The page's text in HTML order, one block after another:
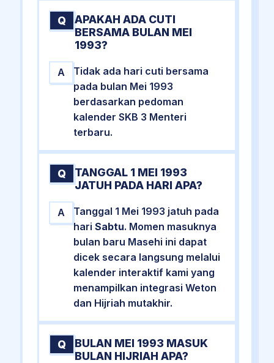
Q
APAKAH ADA CUTI
BERSAMA BULAN MEI
1993?
A
Tidak ada hari cuti bersama
pada bulan Mei 1993
berdasarkan pedoman
kalender SKB 3 Menteri
terbaru.
Q
TANGGAL 1 MEI 1993
JATUH PADA HARI APA?
A
Tanggal 1 Mei 1993 jatuh pada
hari Sabtu. Momen masuknya
bulan baru Masehi ini dapat
dicek secara langsung melalui
kalender interaktif kami yang
menampilkan integrasi Weton
dan Hijriah mutakhir.
Q
BULAN MEI 1993 MASUK
BULAN HIJRIAH APA?